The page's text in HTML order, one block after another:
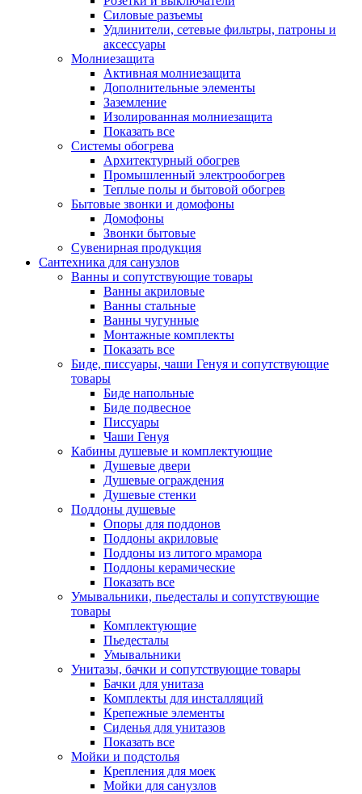
Силовые разъемы
Удлинители, сетевые фильтры, патроны и
аксессуары
Молниезащита
Активная молниезащита
Дополнительные элементы
Заземление
Изолированная молниезащита
Показать все
Системы обогрева
Архитектурный обогрев
Промышленный электрообогрев
Теплые полы и бытовой обогрев
Бытовые звонки и домофоны
Домофоны
Звонки бытовые
Сувенирная продукция
Сантехника для санузлов
Ванны и сопутствующие товары
Ванны акриловые
Ванны стальные
Ванны чугунные
Монтажные комплекты
Показать все
Биде, писсуары, чаши Генуя и сопутствующие
товары
Биде напольные
Биде подвесное
Писсуары
Чаши Генуя
Кабины душевые и комплектующие
Душевые двери
Душевые ограждения
Душевые стенки
Поддоны душевые
Опоры для поддонов
Поддоны акриловые
Поддоны из литого мрамора
Поддоны керамические
Показать все
Умывальники, пьедесталы и сопутствующие
товары
Комплектующие
Пьедесталы
Умывальники
Унитазы, бачки и сопутствующие товары
Бачки для унитаза
Комплекты для инсталляций
Крепежные элементы
Сиденья для унитазов
Показать все
Мойки и подстолья
Крепления для моек
Мойки для санузлов